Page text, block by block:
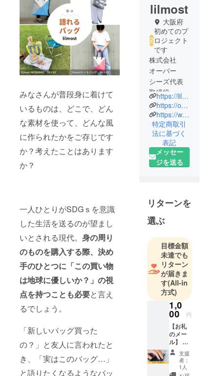
みなさんが普段身に着けて
いるものは、どこで、どん
な素材を使って、どんな風
に作られたかをご存じです
か？考えたことはあります
か？
一人ひとりがSDGｓを意識
した生活を送るのが望まし
いとされる現代。 身の周り
のものを購入する際、決め
手のひとつに「この買い物
は地球に優しいか？」の視
点を持つことも必要と言え
るでしょう。
「新しいバッグ買った
の？」と友人に言われたと
き、「実はこのバッグ…」
と語りたくなるようなバッ
lilmost
大阪府
初めてのプ
ロジェクト
です
株式会社
オーバー
シーズ代表
取締役
繊維系商社
を経て2006
年独立
繊維製品の
OEMを主体
とする。
長年繊維業
トップアパ
レルの仕事
を請け負う
くりのあり
方に疑問も
持つ。
以前より環
境にやさし
い染色方法
などの開発
に従事する
もコロナを
機に一転、
環境問題低
減を目標と
したオリジ
https://lilmost.net/
https://overseas2008.co.jp/
https://www.instagram.com/lilmost.shop
特定商取引
法に基づく
表記
メッセー
ジを送る
リターンを
選ぶ
目標金額
未達でも
リターン
が届きま
す(All-in
方式)
1,0
00 円
【お礼
のメー
ル】 ​
lilmost
をただ
ただ応
援した
支援
者：
1人